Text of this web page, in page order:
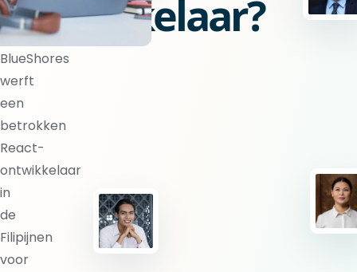
ontwikkelaar?
BlueShores
werft
een
betrokken
React-
ontwikkelaar
in
de
Filipijnen
voor